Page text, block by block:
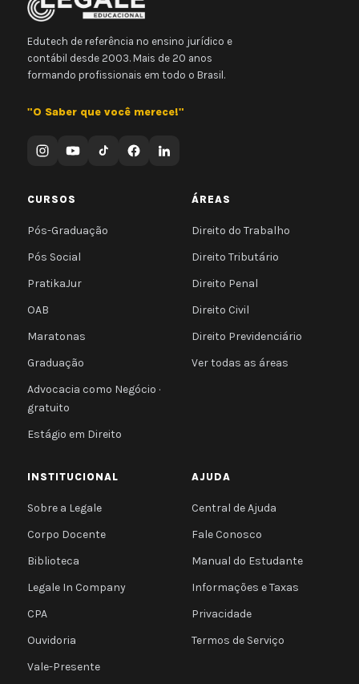
Edutech de referência no ensino jurídico e
contábil desde 2003. Mais de 20 anos
formando profissionais em todo o Brasil.
"O Saber que você merece!"
CURSOS
Pós-Graduação
Pós Social
PratikaJur
OAB
Maratonas
Graduação
Advocacia como Negócio ·
gratuito
Estágio em Direito
ÁREAS
Direito do Trabalho
Direito Tributário
Direito Penal
Direito Civil
Direito Previdenciário
Ver todas as áreas
INSTITUCIONAL
Sobre a Legale
Corpo Docente
Biblioteca
Legale In Company
CPA
Ouvidoria
Vale-Presente
AJUDA
Central de Ajuda
Fale Conosco
Manual do Estudante
Informações e Taxas
Privacidade
Termos de Serviço